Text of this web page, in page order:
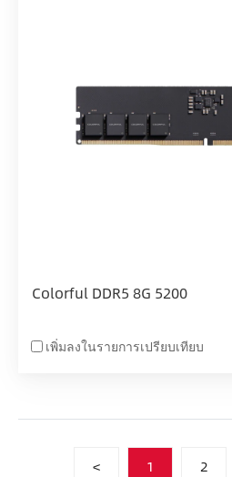
Colorful DDR5 8G 5200
เพิ่มลงในรายการเปรียบเทียบ
< 1 2